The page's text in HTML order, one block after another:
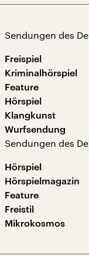
Sendungen des
Freispiel
Kriminalhörspiel
Feature
Hörspiel
Klangkunst
Wurfsendung
Sendungen des
Hörspiel
Hörspielmagazin
Feature
Freistil
Mikrokosmos